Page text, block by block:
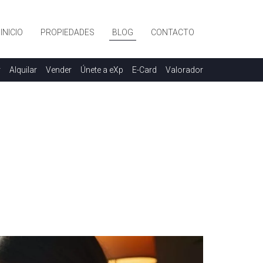
INICIO PROPIEDADES BLOG CONTACTO
Alquilar Vender Únete a eXp E-Card Valorador